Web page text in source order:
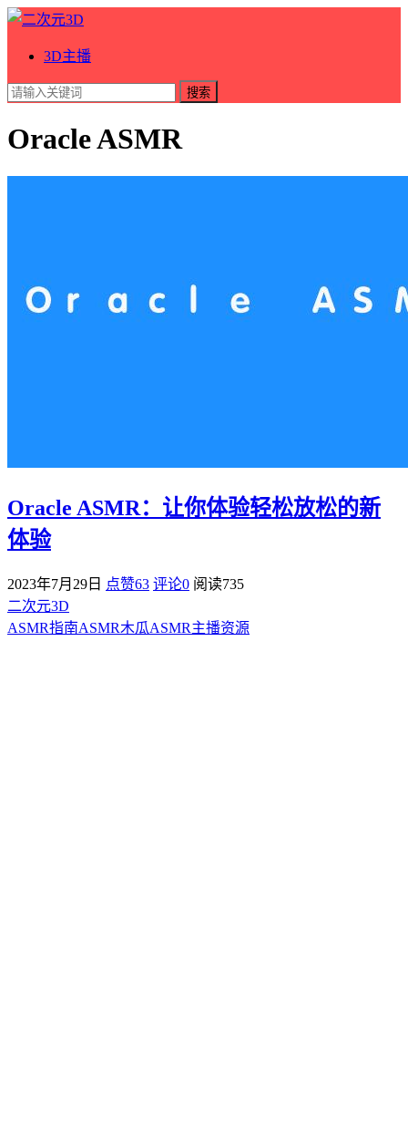
3D主播
搜索
Oracle ASMR
Oracle ASMR：让你体验轻松放松的新
体验
2023年7月29日 点赞63 评论0 阅读735
二次元3D
ASMR指南ASMR木瓜ASMR主播资源